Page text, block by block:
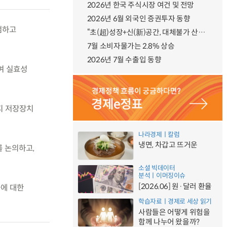
하고
실효성
저장장치
논의하고,
대한
2026년 한국 주식시장 여건 및 전망
2026년 6월 외국인 증권투자 동향
“초(超)성장+신(新)공간, 대체불가 산업강국”
7월 소비자물가는 2.8% 상승
2026년 7월 수출입 동향
나라경제ㅣ칼럼
냉면, 차갑고 뜨거운
소셜 빅데이터
분석ㅣ이머징이슈
[2026.06] 원·달러 환율
학습자료ㅣ경제로 세상 읽기
사람들은 어떻게 위험을
함께 나누어 왔을까?